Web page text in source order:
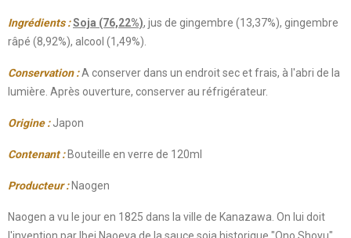
Ingrédients :Soja (76,22%), jus de gingembre (13,37%), gingembre
râpé (8,92%), alcool (1,49%).
Conservation :A conserver dans un endroit sec et frais, à l'abri de la
lumière. Après ouverture, conserver au réfrigérateur.
Origine :Japon
Contenant :Bouteille en verre de 120ml
Producteur :Naogen
Naogen a vu le jour en 1825 dans la ville de Kanazawa. On lui doit